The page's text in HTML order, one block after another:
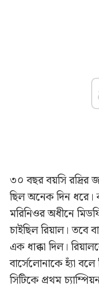
৩০ বছর বয়সি রদ্রির
ছিল অনেক দিন
মরিনিওর অধীনে
চাইছিল রিয়াল। তবে
এক ধাক্কা দিল।
বার্সেলোনাকে হ্যাঁ
সিটিকে প্রথম